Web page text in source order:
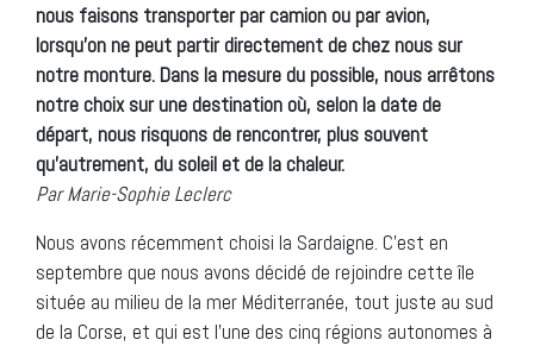
nous faisons transporter par camion ou par avion,
lorsqu’on ne peut partir directement de chez nous sur
notre monture. Dans la mesure du possible, nous arrêtons
notre choix sur une destination où, selon la date de
départ, nous risquons de rencontrer, plus souvent
qu’autrement, du soleil et de la chaleur.
Par Marie-Sophie Leclerc
Nous avons récemment choisi la Sardaigne. C’est en
septembre que nous avons décidé de rejoindre cette île
située au milieu de la mer Méditerranée, tout juste au sud
de la Corse, et qui est l’une des cinq régions autonomes à